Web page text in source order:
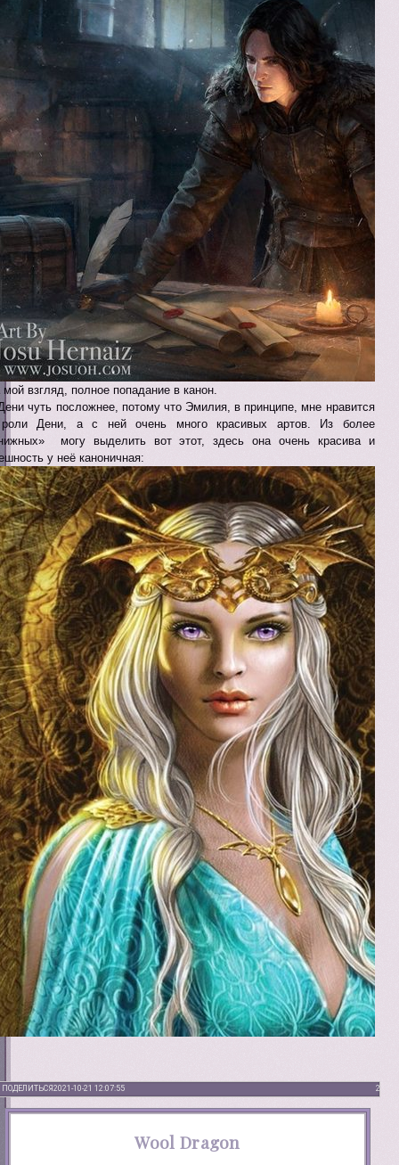
взгляд, полное попадание в канон.
чуть посложнее, потому что Эмилия, в принципе, мне нравится
Дени, а с ней очень много красивых артов. Из более
могу выделить вот этот, здесь она очень красива и
у неё каноничная:
ПОДЕЛИТЬСЯ 2
2021-10-21 12:07:55
Wool Dragon